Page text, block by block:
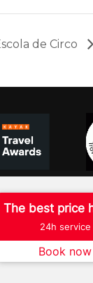
Ver
de Circo
The best price
24h service
Book now